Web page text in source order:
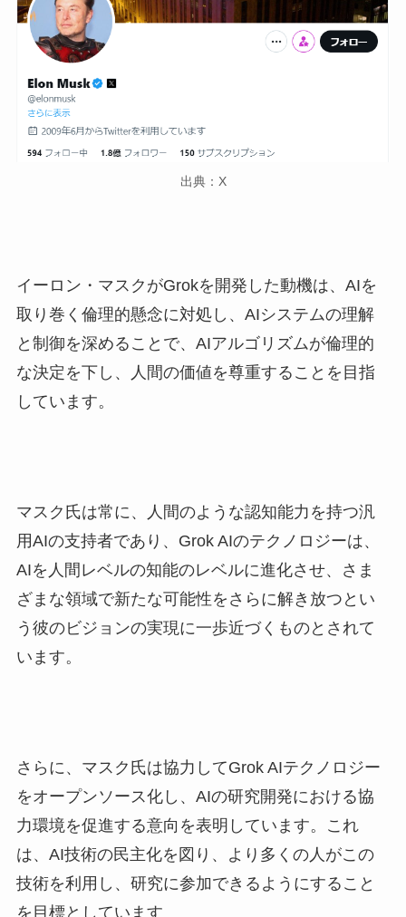
出典：X
イーロン・マスクがGrokを開発した動機は、AIを
取り巻く倫理的懸念に対処し、AIシステムの理解
と制御を深めることで、AIアルゴリズムが倫理的
な決定を下し、人間の価値を尊重することを目指
しています。
マスク氏は常に、人間のような認知能力を持つ汎
用AIの支持者であり、Grok AIのテクノロジーは、
AIを人間レベルの知能のレベルに進化させ、さま
ざまな領域で新たな可能性をさらに解き放つとい
う彼のビジョンの実現に一歩近づくものとされて
います。
さらに、マスク氏は協力してGrok AIテクノロジー
をオープンソース化し、AIの研究開発における協
力環境を促進する意向を表明しています。これ
は、AI技術の民主化を図り、より多くの人がこの
技術を利用し、研究に参加できるようにすること
を目標としています